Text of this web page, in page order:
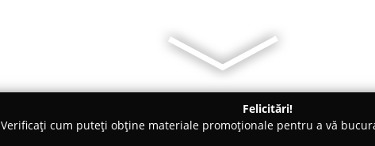
Felicitări!
Verificați cum puteți obține materiale promoționale pentru a vă